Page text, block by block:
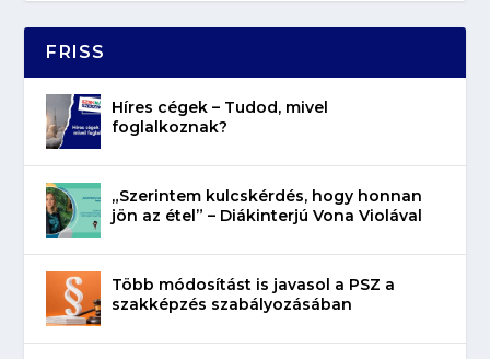
FRISS
Híres cégek – Tudod, mivel
foglalkoznak?
„Szerintem kulcskérdés, hogy honnan
jön az étel” – Diákinterjú Vona Violával
Több módosítást is javasol a PSZ a
szakképzés szabályozásában